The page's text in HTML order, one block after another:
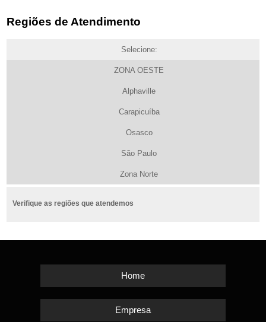
Regiões de Atendimento
Selecione:
ZONA OESTE
Alphaville
Carapicuíba
Osasco
São Paulo
Zona Norte
Verifique as regiões que atendemos
Home
Empresa